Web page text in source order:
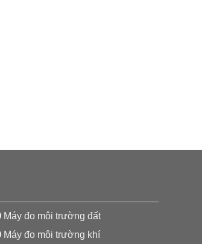
Máy đo môi trường đất
Máy đo môi trường khí